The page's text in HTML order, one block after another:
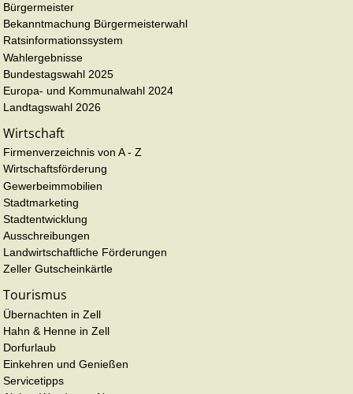
Bürgermeister
Bekanntmachung Bürgermeisterwahl
Ratsinformationssystem
Wahlergebnisse
Bundestagswahl 2025
Europa- und Kommunalwahl 2024
Landtagswahl 2026
Wirtschaft
Firmenverzeichnis von A - Z
Wirtschaftsförderung
Gewerbeimmobilien
Stadtmarketing
Stadtentwicklung
Ausschreibungen
Landwirtschaftliche Förderungen
Zeller Gutscheinkärtle
Tourismus
Übernachten in Zell
Hahn & Henne in Zell
Dorfurlaub
Einkehren und Genießen
Servicetipps